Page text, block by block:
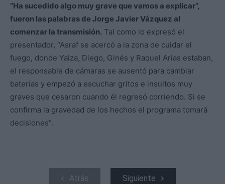
“Ha sucedido algo muy grave que vamos a explicar”,
fueron las palabras de Jorge Javier Vázquez al
comenzar la transmisión. Tal como lo expresó el
presentador, “Asraf se acercó a la zona de cuidar el
fuego, donde Yaiza, Diego, Ginés y Raquel Arias estaban,
el responsable de cámaras se ausentó para cambiar
baterías y empezó a escuchar gritos e insultos muy
graves que cesaron cuando él regresó corriendo. Si se
confirma la gravedad de los hechos el programa tomará
decisiones”.
Atrás Siguiente